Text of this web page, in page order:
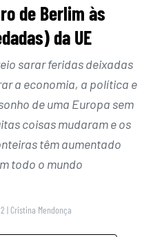
de Berlim às
da UE
sarar feridas deixadas
a economia, a política e
de uma Europa sem
coisas mudaram e os
têm aumentado
todo o mundo
| Cristina Mendonça